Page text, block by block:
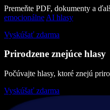
Premeňte PDF, dokumenty a
emocionálne AI hlasy
Vyskúšať zdarma
Prirodzene znejúce hlasy
Počúvajte hlasy, ktoré znejú
Vyskúšať zdarma